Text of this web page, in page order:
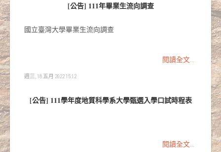
[公告] 111年畢業生流向調查
國立臺灣大學畢業生流向調查
閱讀全文...
週三, 18 五月 2022 15:12
[公告] 111學年度地質科學系大學甄選入學口試時程表
閱讀全文...